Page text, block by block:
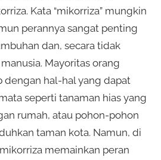
Kata “mikorriza” mungkin
perannya sangat penting
dan, secara tidak
Mayoritas orang
dengan hal-hal yang dapat
seperti tanaman hias yang
rumah, atau pohon-pohon
taman kota. Namun, di
memainkan peran